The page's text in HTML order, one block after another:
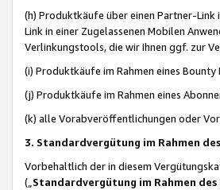
(h) Produktkäufe über einen Partner-Link
Link in einer Zugelassenen Mobilen
Verlinkungstools, die wir Ihnen ggf. zur
(i) Produktkäufe im Rahmen eines
(j) Produktkäufe im Rahmen eines
(k) alle Vorabveröffentlichungen oder
3. Standardvergütung im Rahmen
Vorbehaltlich der in diesem
(„ Standardvergütung im Rahmen